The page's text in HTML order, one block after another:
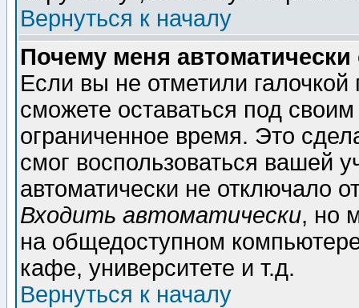
Вернуться к началу
Почему меня автоматически
Если вы не отметили галочкой
сможете оставаться под
ограниченное время. Это
смог воспользоваться вашей
автоматически не отключало
Входить автоматически, но
на общедоступном
кафе, университете и т.д.
Вернуться к началу